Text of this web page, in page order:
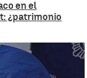
en el
¿patrimonio
el Picasso 'robado'